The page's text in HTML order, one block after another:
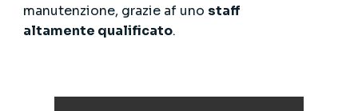
manutenzione, grazie af uno staff
altamente qualificato.